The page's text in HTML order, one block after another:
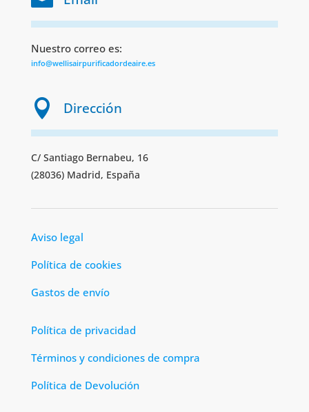
Nuestro correo es:
info@wellisairpurificadordeaire.es
 Dirección
C/ Santiago Bernabeu, 16
(28036) Madrid, España
Aviso legal
Política de cookies
Gastos de envío
Política de privacidad
Términos y condiciones de compra
Política de Devolución